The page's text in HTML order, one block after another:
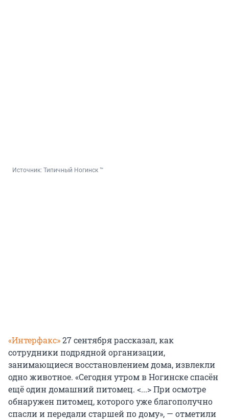
Источник: Типичный Ногинск ™
«Интерфакс»27 сентября рассказал, как
сотрудники подрядной организации,
занимающиеся восстановлением дома, извлекли
одно животное. «Сегодня утром в Ногинске спасён
ещё один домашний питомец. <...> При осмотре
обнаружен питомец, которого уже благополучно
спасли и передали старшей по дому», — отметили